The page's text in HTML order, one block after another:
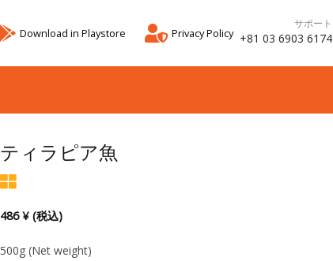
Download in Playstore Privacy Policy
サポート
+81 03 6903 6174
ティラピア魚
486 ¥ (税込)
500g (Net weight)